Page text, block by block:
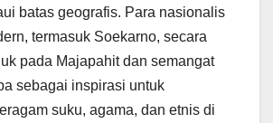
batas geografis. Para nasionalis
termasuk Soekarno, secara
pada Majapahit dan semangat
sebagai inspirasi untuk
suku, agama, dan etnis di